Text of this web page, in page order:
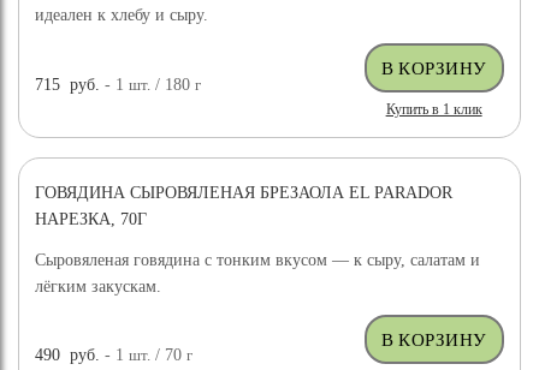
идеален к хлебу и сыру.
715 руб. - 1шт. / 180г
Купить в 1 клик
ГОВЯДИНА СЫРОВЯЛЕНАЯ БРЕЗАОЛА EL PARADOR
НАРЕЗКА, 70Г
Сыровяленая говядина с тонким вкусом — к сыру, салатам и
лёгким закускам.
490 руб. - 1шт. / 70г